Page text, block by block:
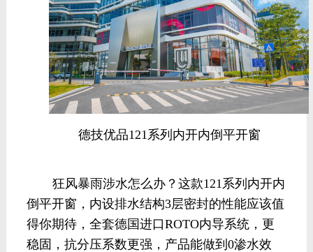
德技优品121系列内开内倒平开窗
狂风暴雨涉水怎么办？这款121系列内开内
倒平开窗，内设排水结构3层密封的性能应该值
得你期待，全套德国进口ROTO内导系统，更
稳固，抗分压系数更强，产品能做到0渗水效